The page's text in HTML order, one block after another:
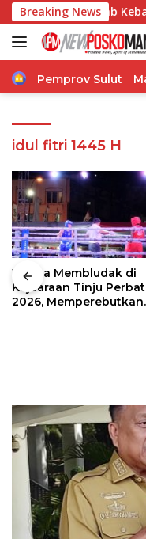
Langsung
ke
konten
Breaking News
Penyebab Kebakaran
Home
Pemprov Sulut
idul fitri 1445 H
Warga Membludak di
Kejuaraan Tinju
2026, Memperebutkan